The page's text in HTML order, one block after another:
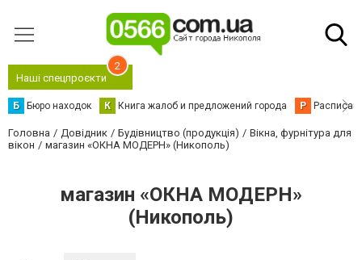
Наші спецпроєкти
2
Б Бюро находок К Книга жалоб и предложений города Р
Головна Довідник Будівництво (продукція)
Вікна, фурнітура для
вікон
магазин «ОКНА МОДЕРН» (Никополь)
магазин «ОКНА МОДЕРН»
(Никополь)